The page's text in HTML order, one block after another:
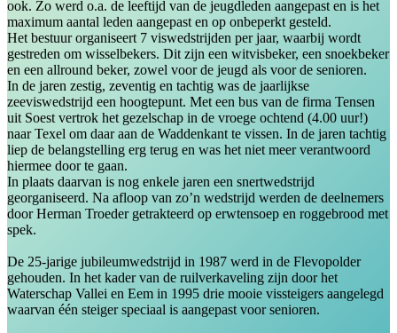
ook. Zo werd o.a. de leeftijd van de jeugdleden aangepast en is het
maximum aantal leden aangepast en op onbeperkt gesteld.
Het bestuur organiseert 7 viswedstrijden per jaar, waarbij wordt
gestreden om wisselbekers. Dit zijn een witvisbeker, een snoekbeker
en een allround beker, zowel voor de jeugd als voor de senioren.
In de jaren zestig, zeventig en tachtig was de jaarlijkse
zeeviswedstrijd een hoogtepunt. Met een bus van de firma Tensen
uit Soest vertrok het gezelschap in de vroege ochtend (4.00 uur!)
naar Texel om daar aan de Waddenkant te vissen. In de jaren tachtig
liep de belangstelling erg terug en was het niet meer verantwoord
hiermee door te gaan.
In plaats daarvan is nog enkele jaren een snertwedstrijd
georganiseerd. Na afloop van zo’n wedstrijd werden de deelnemers
door Herman Troeder getrakteerd op erwtensoep en roggebrood met
spek.
De 25-jarige jubileumwedstrijd in 1987 werd in de Flevopolder
gehouden. In het kader van de ruilverkaveling zijn door het
Waterschap Vallei en Eem in 1995 drie mooie vissteigers aangelegd
waarvan één steiger speciaal is aangepast voor senioren.